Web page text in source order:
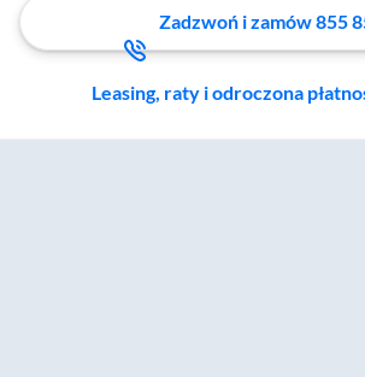
Zadzwoń i zamów 855
Leasing, raty i odroczona